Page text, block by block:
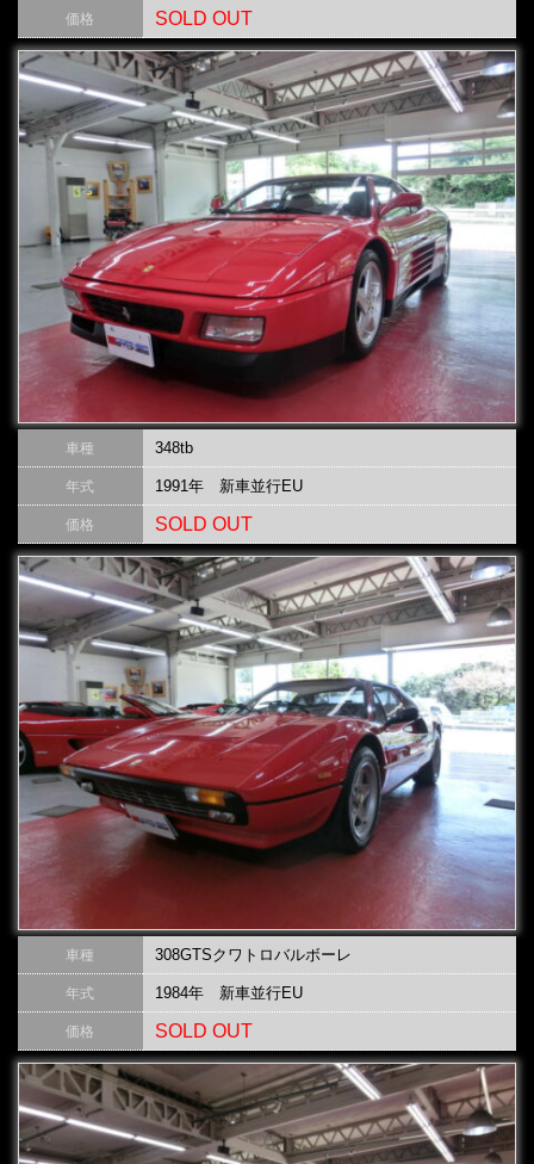
価格 SOLD OUT
車種 348tb
年式 1991年 新車並行EU
価格 SOLD OUT
車種 308GTSクワトロバルボーレ
年式 1984年 新車並行EU
価格 SOLD OUT